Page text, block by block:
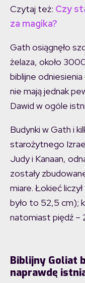
Czytaj też: Czy
za magika?
Gath osiągnęło
żelaza, około
biblijne
nie mają jednak
Dawid w ogóle
Budynki w Gath i
starożytnego
Judy i Kanaan,
zostały
miare. Łokieć
było to 52,5 cm);
natomiast piędź –
Biblijny Goliat
naprawdę